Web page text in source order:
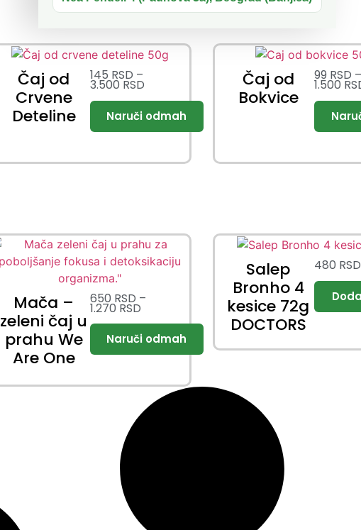
Čaj od
Crvene
Deteline
145 RSD –
3.500 RSD
Čaj od
Bokvice
99 RSD
1.500
Mača –
zeleni čaj u
prahu We
Are One
650 RSD –
1.270 RSD
Salep
Bronho 4
kesice 72g
DOCTORS
480 RSD